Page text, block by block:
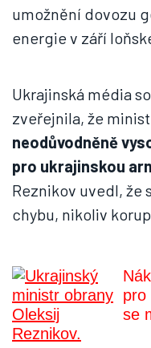
umožnění dovozu
energie v září
Ukrajinská média
zveřejnila, že
neodůvodněně
pro ukrajinskou
Reznikov uvedl, že
chybu, nikoliv
pro
se